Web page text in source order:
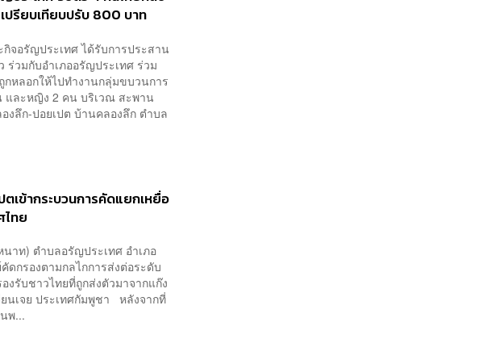
ปรียบเทียบปรับ 800 บาท
จอรัญประเทศ ได้รับการประสาน
ร่วมกับอำเภออรัญประเทศ ร่วม
กหลอกให้ไปทำงานกลุ่มขบวนการ
และหญิง 2 คน บริเวณ สะพาน
ลึก-ปอยเปต บ้านคลองลึก ตำบล
ตเข้ากระบวนการคัดแยกเหยื่อ
ไทย
าท) ตำบลอรัญประเทศ อำเภอ
ดกรองตามกลไกการส่งต่อระดับ
งรับชาวไทยที่ถูกส่งตัวมาจากแก๊ง
ยนเจย ประเทศกัมพูชา หลังจากที่
พ...